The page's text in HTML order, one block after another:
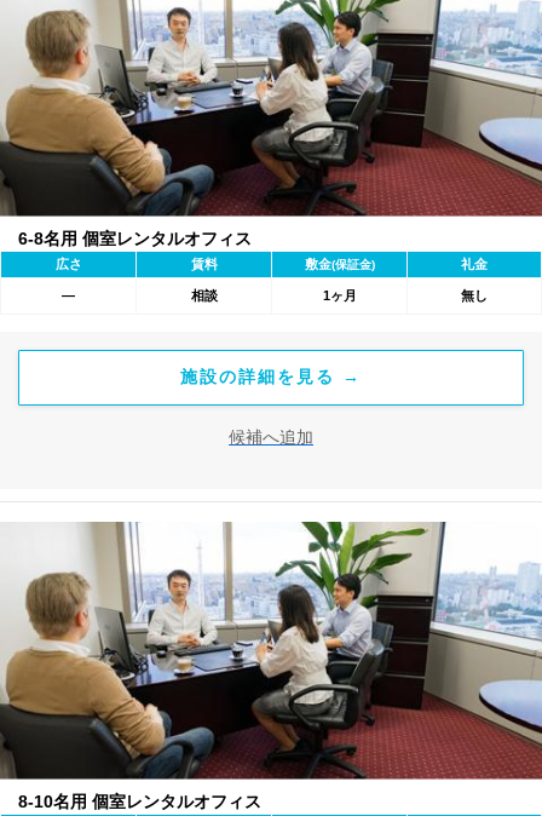
6-8名用 個室レンタルオフィス
広さ 賃料 敷金(保証金) 礼金
― 相談 1ヶ月 無し
施設の詳細を見る →
候補へ追加
8-10名用 個室レンタルオフィス